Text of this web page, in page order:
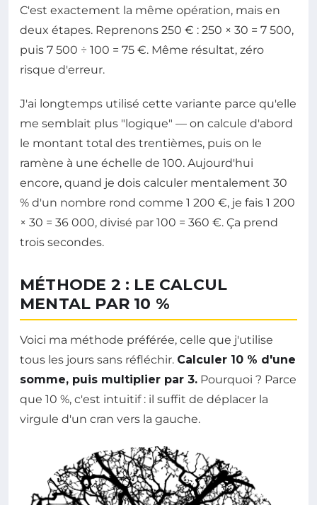
C'est exactement la même opération, mais en
deux étapes. Reprenons 250 € : 250 × 30 = 7 500,
puis 7 500 ÷ 100 = 75 €. Même résultat, zéro
risque d'erreur.
J'ai longtemps utilisé cette variante parce qu'elle
me semblait plus "logique" — on calcule d'abord
le montant total des trentièmes, puis on le
ramène à une échelle de 100. Aujourd'hui
encore, quand je dois calculer mentalement 30
% d'un nombre rond comme 1 200 €, je fais 1 200
× 30 = 36 000, divisé par 100 = 360 €. Ça prend
trois secondes.
MÉTHODE 2 : LE CALCUL
MENTAL PAR 10 %
Voici ma méthode préférée, celle que j'utilise
tous les jours sans réfléchir. Calculer 10 % d'une
somme, puis multiplier par 3. Pourquoi ? Parce
que 10 %, c'est intuitif : il suffit de déplacer la
virgule d'un cran vers la gauche.